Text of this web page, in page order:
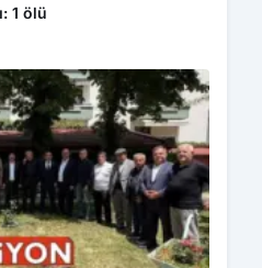
1 ölü